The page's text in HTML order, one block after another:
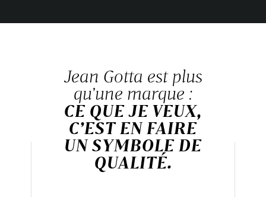
Jean Gotta est plus
qu’une marque :
CE QUE JE VEUX,
C’EST EN FAIRE
UN SYMBOLE DE
QUALITÉ.